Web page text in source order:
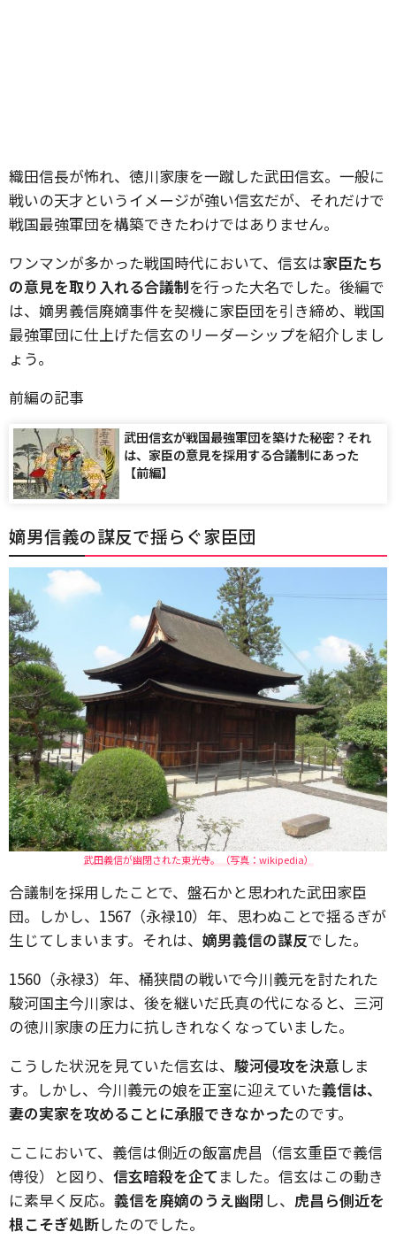
織田信長が怖れ、徳川家康を一蹴した武田信玄。一般に
戦いの天才というイメージが強い信玄だが、それだけで
戦国最強軍団を構築できたわけではありません。
ワンマンが多かった戦国時代において、信玄は家臣たち
の意見を取り入れる合議制を行った大名でした。後編で
は、嫡男義信廃嫡事件を契機に家臣団を引き締め、戦国
最強軍団に仕上げた信玄のリーダーシップを紹介しまし
ょう。
前編の記事
武田信玄が戦国最強軍団を築けた秘密？それ
は、家臣の意見を採用する合議制にあった
【前編】
嫡男信義の謀反で揺らぐ家臣団
武田義信が幽閉された東光寺。（写真：wikipedia）
合議制を採用したことで、盤石かと思われた武田家臣
団。しかし、1567（永禄10）年、思わぬことで揺るぎが
生じてしまいます。それは、 嫡男義信の謀反でした。
1560（永禄3）年、桶狭間の戦いで今川義元を討たれた
駿河国主今川家は、後を継いだ氏真の代になると、三河
の徳川家康の圧力に抗しきれなくなっていました。
こうした状況を見ていた信玄は、 駿河侵攻を決意 しま
す。しかし、今川義元の娘を正室に迎えていた義信は、
妻の実家を攻めることに承服できなかったのです。
ここにおいて、義信は側近の飯富虎昌（信玄重臣で義信
傅役）と図り、 信玄暗殺を企てました。信玄はこの動き
に素早く反応。 義信を廃嫡のうえ幽閉 し、 虎昌ら側近を
根こそぎ処断したのでした。